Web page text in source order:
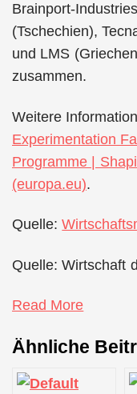
Brainport-
(Tschechien),
und LMS
zusammen.
Weitere
Experimentation
Programme |
(europa.eu).
Quelle:
Quelle: Wirtschaft
Read More
Ähnliche